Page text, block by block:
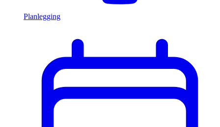
Planlegging